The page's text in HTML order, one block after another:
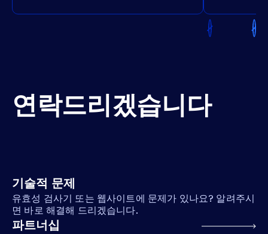
연락드리겠습니다
기술적 문제
유효성 검사기 또는 웹사이트에 문제가 있나요? 알려주시
면 바로 해결해 드리겠습니다.
파트너십